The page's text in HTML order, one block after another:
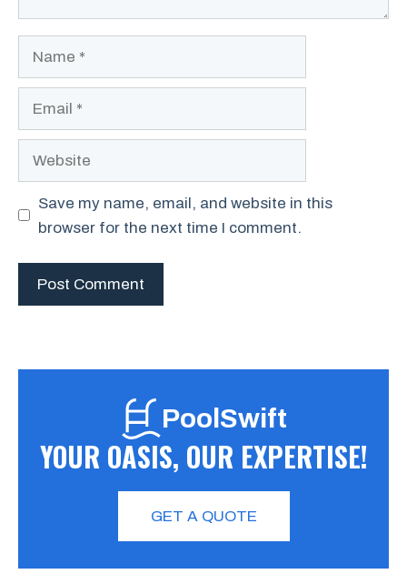
Save my name, email, and website in this
browser for the next time I comment.
PoolSwift
YOUR OASIS, OUR EXPERTISE!
GET A QUOTE